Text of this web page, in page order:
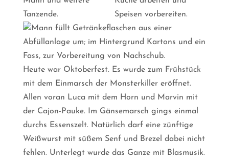
Heute war Oktoberfest. Es wurde zum Frühstück
mit dem Einmarsch der Monsterkiller eröffnet.
Allen voran Luca mit dem Horn und Marvin mit
der Cajon-Pauke. Im Gänsemarsch gings einmal
durchs Essenszelt. Natürlich darf eine zünftige
Weißwurst mit süßem Senf und Brezel dabei nicht
fehlen. Unterlegt wurde das Ganze mit Blasmusik.